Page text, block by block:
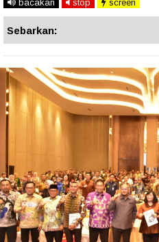
bacakan stop screen
Sebarkan: